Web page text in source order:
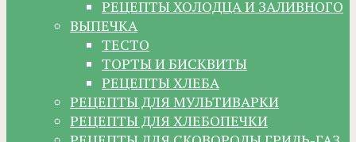
РЕЦЕПТЫ ХОЛОДЦА И ЗАЛИВНОГО
ВЫПЕЧКА
ТЕСТО
ТОРТЫ И БИСКВИТЫ
РЕЦЕПТЫ ХЛЕБА
РЕЦЕПТЫ ДЛЯ МУЛЬТИВАРКИ
РЕЦЕПТЫ ДЛЯ ХЛЕБОПЕЧКИ